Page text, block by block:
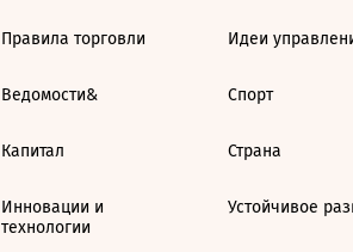
Правила торговли
Ведомости&
Капитал
Инновации и
технологии
Идеи
Спорт
Страна
Устойчивое